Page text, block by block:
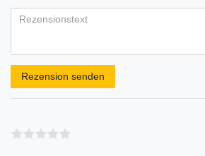
Rezension senden